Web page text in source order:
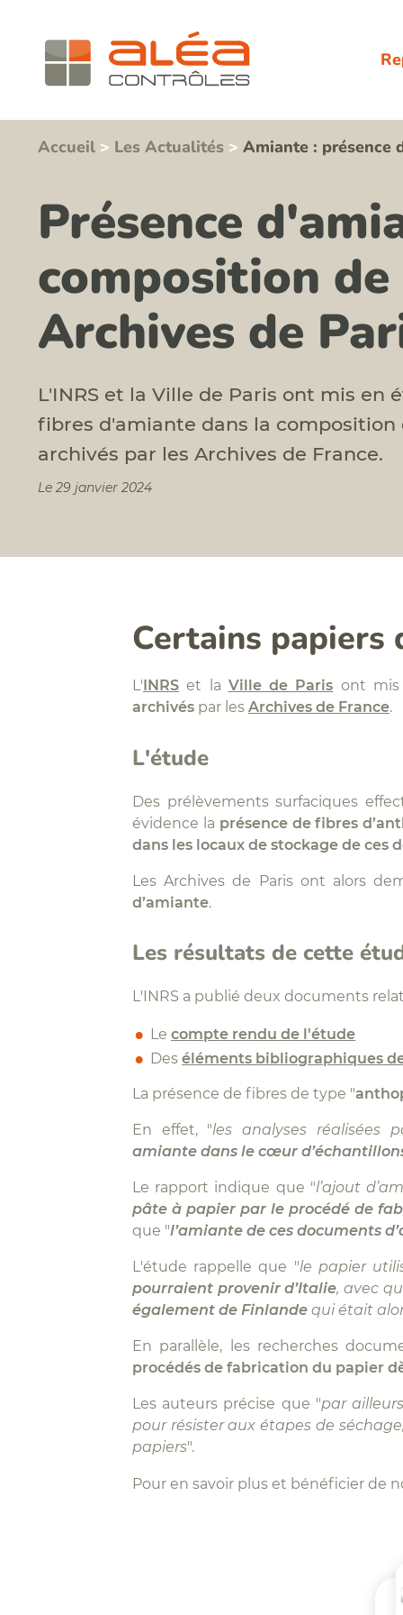
Accueil > Les Actualités > Amiante : présence
Présence
composition
Archives de
L'INRS et la Ville de Paris ont mis en
fibres d'amiante dans la composition
archivés par les Archives de France.
Le 29 janvier 2024
Certains papiers
L'INRS et la Ville de Paris ont mis
archivés par les Archives de France.
L'étude
Des prélèvements surfaciques
évidence la présence de fibres
dans les locaux de stockage de
Les Archives de Paris ont alors
d’amiante.
Les résultats de cette
L'INRS a publié deux documents
Lecompte rendu de l'étude
Deséléments bibliographiques
La présence de fibres de type "
En effet, "les analyses réalisées
amiante dans le cœur
Le rapport indique que "l’ajout
pâte à papier par le procédé de
que "l’amiante de ces documents
L'étude rappelle que "le papier
pourraient provenir d’Italie, avec
également de Finlande qui était
En parallèle, les recherches
procédés de fabrication du papier
Les auteurs précise que "par
pour résister aux étapes de
papiers".
Pour en savoir plus et bénéficier de